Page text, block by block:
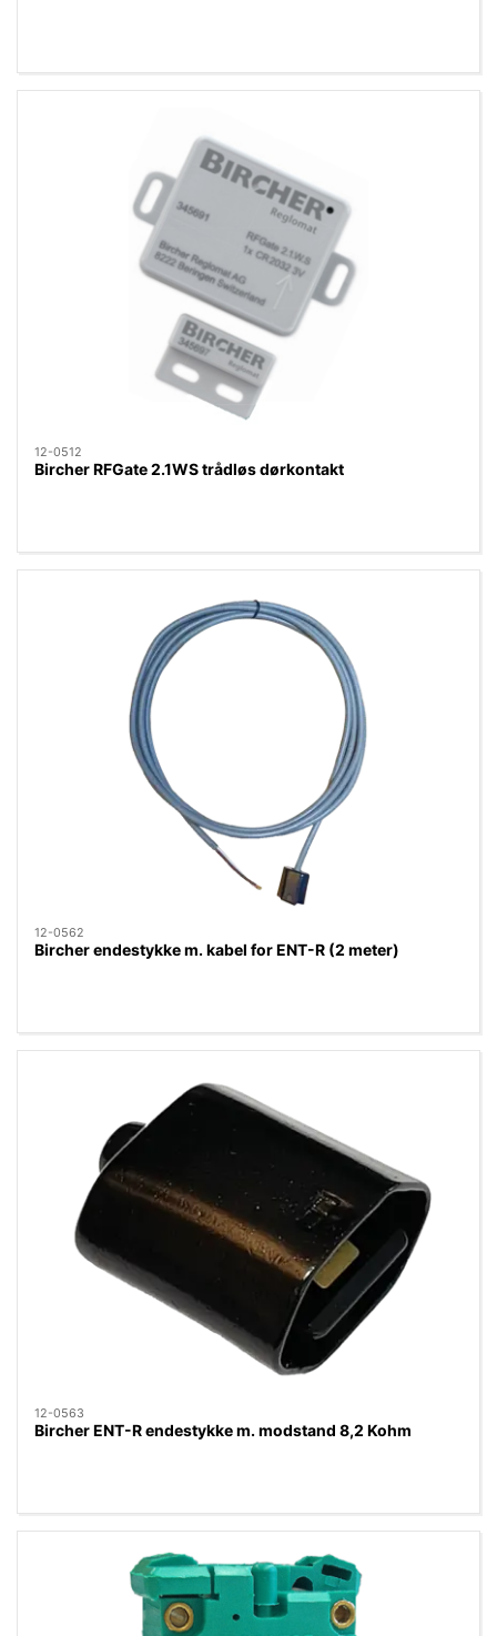
12-0512
Bircher RFGate 2.1WS trådløs dørkontakt
12-0562
Bircher endestykke m. kabel for ENT-R (2 meter)
12-0563
Bircher ENT-R endestykke m. modstand 8,2 Kohm